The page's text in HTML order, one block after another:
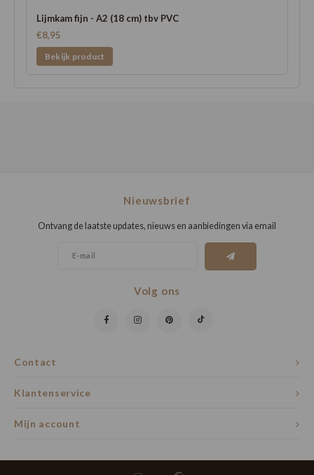
Lijmkam fijn - A2 (18 cm) tbv PVC
€8,95
Bekijk product
Contact
Nieuwsbrief
Ontvang de laatste updates, nieuws en aanbiedingen via email
Volg ons
Klantenservice
Mijn account